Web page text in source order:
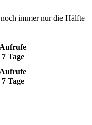
immer nur die Hälfte
Aufrufe
7 Tage
Aufrufe
7 Tage